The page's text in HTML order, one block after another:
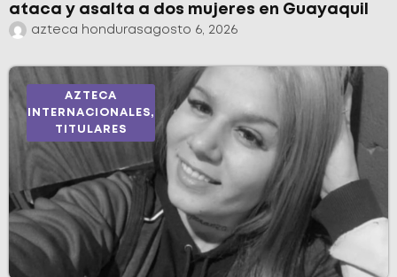
ataca y asalta a dos mujeres en Guayaquil
azteca hondurasagosto 6, 2026
AZTECA
INTERNACIONALES,
TITULARES